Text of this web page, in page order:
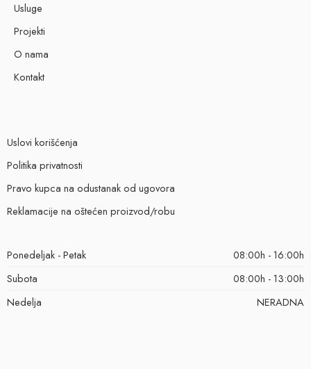
Usluge
Projekti
O nama
Kontakt
Uslovi korišćenja
Politika privatnosti
Pravo kupca na odustanak od ugovora
Reklamacije na oštećen proizvod/robu
Ponedeljak - Petak
08:00h - 16:00h
Subota
08:00h - 13:00h
Nedelja
NERADNA